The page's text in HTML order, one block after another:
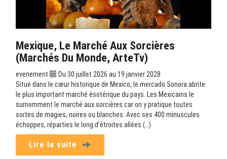
Mexique, Le Marché Aux Sorcières
(Marchés Du Monde, ArteTv)
evenement
Du 30 juillet 2026 au 19 janvier 2028
Situé dans le cœur historique de Mexico, le mercado Sonora abrite
le plus important marché ésotérique du pays. Les Mexicains le
surnomment le marché aux sorcières car on y pratique toutes
sortes de magies, noires ou blanches. Avec ses 400 minuscules
échoppes, réparties le long d’étroites allées (…)
Lire la suite